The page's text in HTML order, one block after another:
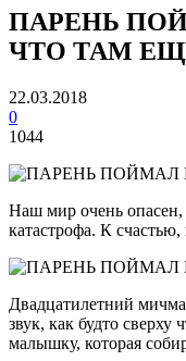
ПАРЕНЬ
ЧТО ТАМ
22.03.2018
0
1044
Наш мир очень опасен,
катастрофа. К
Двадцатилетний
звук, как будто
малышку, которая